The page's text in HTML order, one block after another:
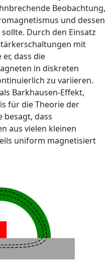
Beobachtung,
und dessen
Durch den Einsatz
mit
dass die
in diskreten
zu variieren.
Barkhausen-Effekt,
für die Theorie der
besagt, dass
aus vielen kleinen
uniform magnetisiert